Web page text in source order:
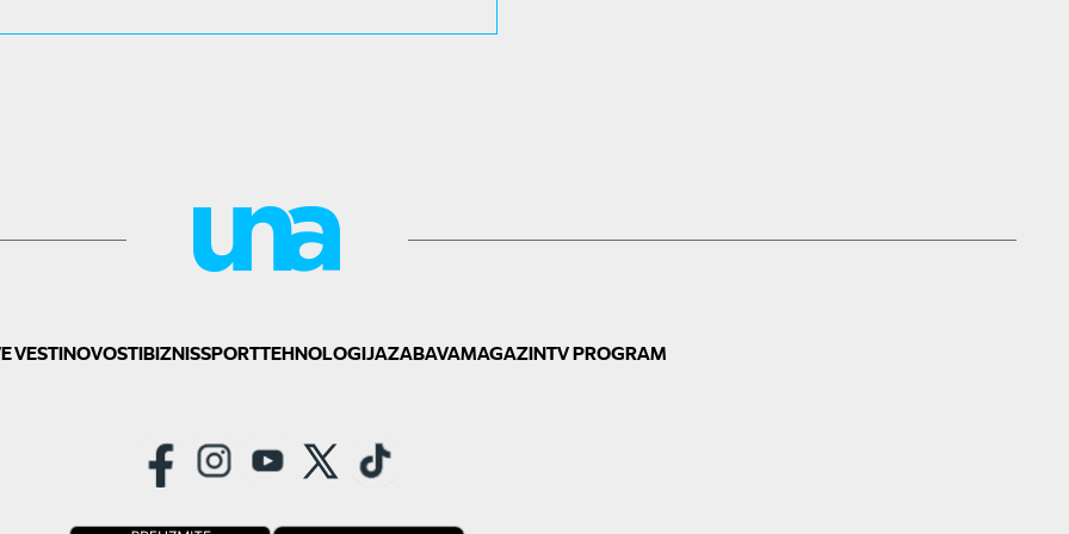
VESTINOVOSTIBIZNISSPORTTEHNOLOGIJAZABAVAMAGAZINTV PROGRAM